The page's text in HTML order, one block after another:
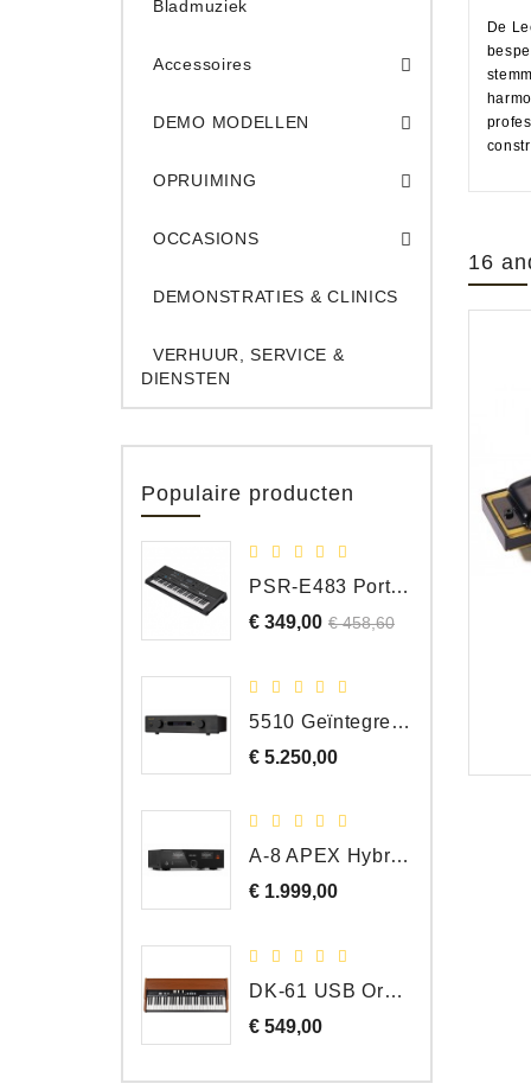
Bladmuziek
Accessoires
DEMO MODELLEN
OPRUIMING
OCCASIONS
DEMONSTRATIES & CLINICS
VERHUUR, SERVICE &
DIENSTEN
Populaire producten
PSR-E483 Portable Keyboard, 61 Toetsen
€ 349,00 Normale
€ 458,60Prijs
5510 Geïntegreerde Versterker
€ 5.250,00Prijs
A-8 APEX Hybride Geïntegreerde Versterker
€ 1.999,00Prijs
DK-61 USB Orgel Controller met Drawbars
€ 549,00Prijs
De
16